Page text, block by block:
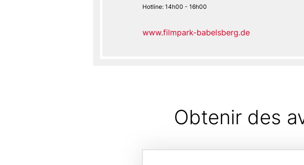
Phone
hint
Hotline: 14h00 - 16h00
Website
www.filmpark-babelsberg.de
Obtenir des